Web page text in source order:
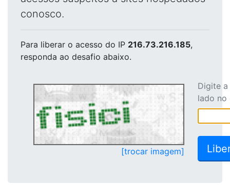
conosco.
Para liberar o acesso do IP 216.73.216.185,
responda ao desafio abaixo.
[trocar imagem]
Digite
lado no